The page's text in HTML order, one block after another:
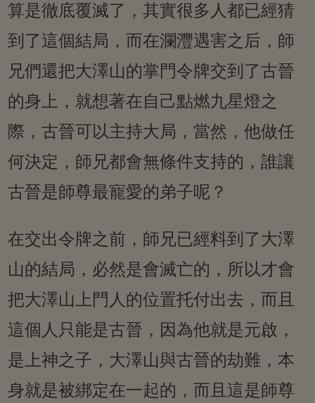
算是徹底覆滅了，其實很多人都已經猜
到了這個結局，而在瀾灃遇害之后，師
兄們還把大澤山的掌門令牌交到了古晉
的身上，就想著在自己點燃九星燈之
際，古晉可以主持大局，當然，他做任
何決定，師兄都會無條件支持的，誰讓
古晉是師尊最寵愛的弟子呢？
在交出令牌之前，師兄已經料到了大澤
山的結局，必然是會滅亡的，所以才會
把大澤山上門人的位置托付出去，而且
這個人只能是古晉，因為他就是元啟，
是上神之子，大澤山與古晉的劫難，本
身就是被綁定在一起的，而且這是師尊